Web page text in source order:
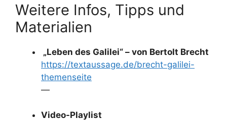
Weitere Infos, Tipps und
Materialien
„Leben des Galilei“ – von Bertolt Brecht
https://textaussage.de/brecht-galilei-
themenseite
—
Video-Playlist